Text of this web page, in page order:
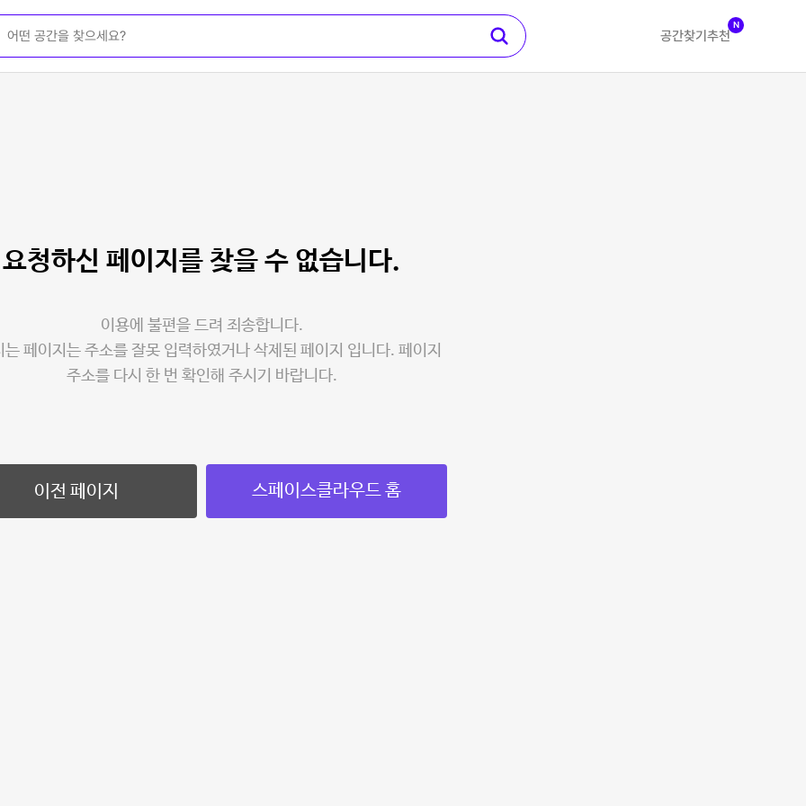
공간찾기 추천
N
요청하신 페이지를 찾을 수 없습니다.
이용에 불편을 드려 죄송합니다.
는 페이지는 주소를 잘못 입력하였거나 삭제된 페이지 입니다. 페이지
주소를 다시 한 번 확인해 주시기 바랍니다.
이전 페이지 스페이스클라우드 홈